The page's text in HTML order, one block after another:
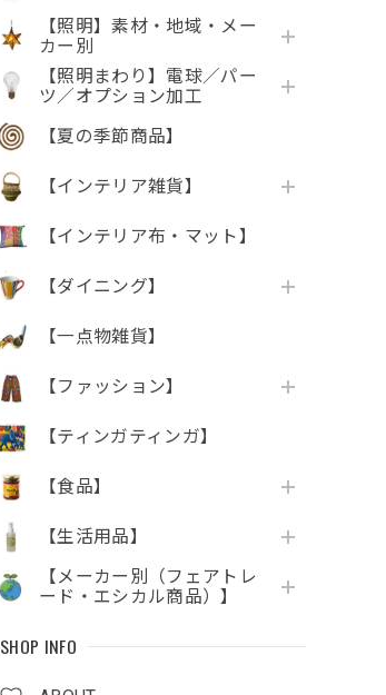
【照明】素材・地域・メー
カー別
【照明まわり】電球／パー
ツ／オプション加工
【夏の季節商品】
【インテリア雑貨】
【インテリア布・マット】
【ダイニング】
【一点物雑貨】
【ファッション】
【ティンガティンガ】
【食品】
【生活用品】
【メーカー別（フェアトレ
ード・エシカル商品）】
SHOP INFO